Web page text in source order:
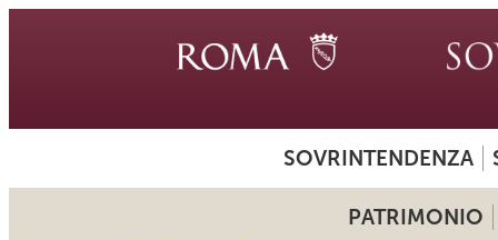
SOVRINTENDENZA
PATRIMONIO